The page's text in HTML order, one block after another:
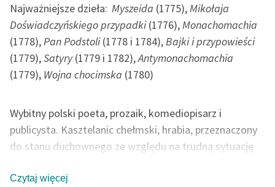
Najważniejsze dzieła: Myszeida (1775),Mikołaja
Doświadczyńskiego przypadki(1776),Monachomachia
(1778),Pan Podstoli(1778 i 1784),Bajki i przypowieści
(1779),Satyry(1779 i 1782),Antymonachomachia
(1779), Wojna chocimska (1780)
Wybitny polski poeta, prozaik, komediopisarz i
publicysta. Kasztelanic chełmski, hrabia, przeznaczony
do stanu duchownego ze względu na trudną sytuację
współpracował z królem Stanisławem Augustem w
Czytaj więcej